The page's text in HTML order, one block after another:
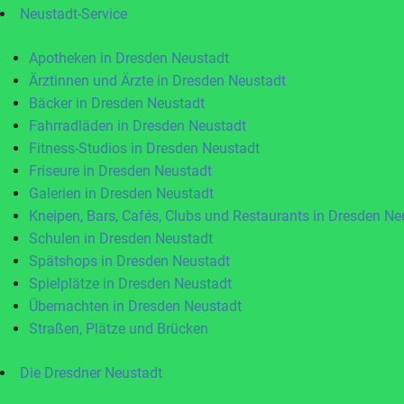
Neustadt-Service
Apotheken in Dresden Neustadt
Ärztinnen und Ärzte in Dresden Neustadt
Bäcker in Dresden Neustadt
Fahrradläden in Dresden Neustadt
Fitness-Studios in Dresden Neustadt
Friseure in Dresden Neustadt
Galerien in Dresden Neustadt
Kneipen, Bars, Cafés, Clubs und Restaurants in Dresden
Schulen in Dresden Neustadt
Spätshops in Dresden Neustadt
Spielplätze in Dresden Neustadt
Übernachten in Dresden Neustadt
Straßen, Plätze und Brücken
Die Dresdner Neustadt